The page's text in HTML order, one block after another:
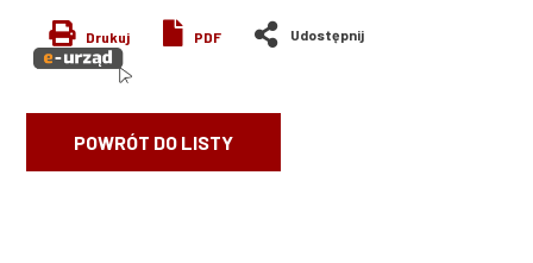
Drukuj PDF
POWRÓT DO LISTY